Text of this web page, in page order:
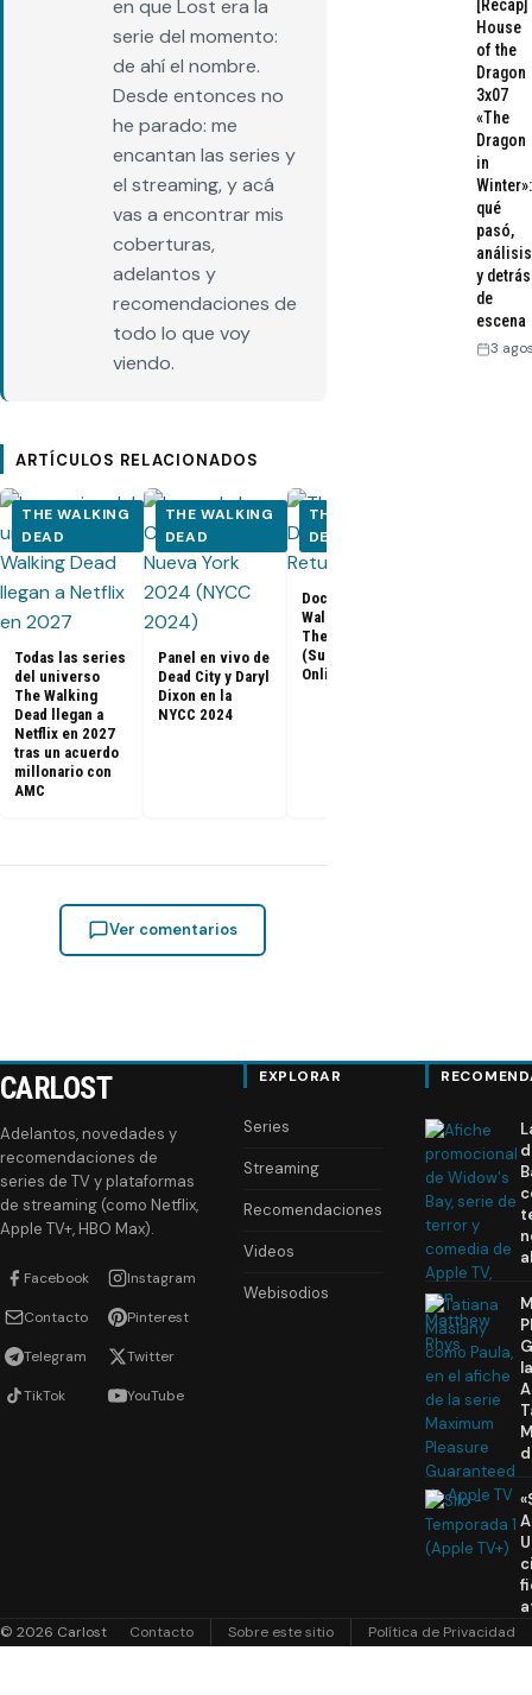
en que Lost era la
serie del momento:
de ahí el nombre.
Desde entonces no
he parado: me
encantan las series y
el streaming, y acá
vas a encontrar mis
coberturas,
adelantos y
recomendaciones de
todo lo que voy
viendo.
ARTÍCULOS RELACIONADOS
THE WALKING
DEAD
Todas las series
del universo
The Walking
Dead llegan a
Netflix en 2027
tras un acuerdo
millonario con
AMC
THE WALKING
DEAD
Panel en vivo de
Dead City y Daryl
Dixon en la
NYCC 2024
THE WALKING
DEAD
Documental The
Walking Dead:
The Return
(Subtitulado
Online)
Ver comentarios
[Recap]
House
of the
Dragon
3x07
«The
Dragon
in
Winter»:
qué
pasó,
análisis
y detrás
de
escena
3
CARLOST
Adelantos, novedades y
recomendaciones de
series de TV y plataformas
de streaming (como Netflix,
Apple TV+, HBO Max).
Facebook Instagram
Contacto Pinterest
Telegram Twitter
TikTok YouTube
EXPLORAR
Series
Streaming
Recomendaciones
Videos
Webisodios
© 2026 Carlost Contacto Sobre este sitio Política de Privacidad